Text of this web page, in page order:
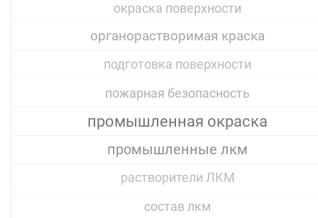
окраска поверхности
органорастворимая краска
подготовка поверхности
пожарная безопасность
промышленная окраска
промышленные лкм
растворители ЛКМ
состав лкм